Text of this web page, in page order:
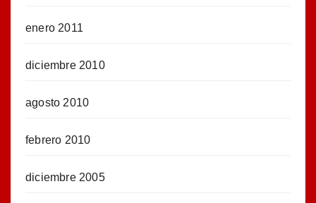
enero 2011
diciembre 2010
agosto 2010
febrero 2010
diciembre 2005